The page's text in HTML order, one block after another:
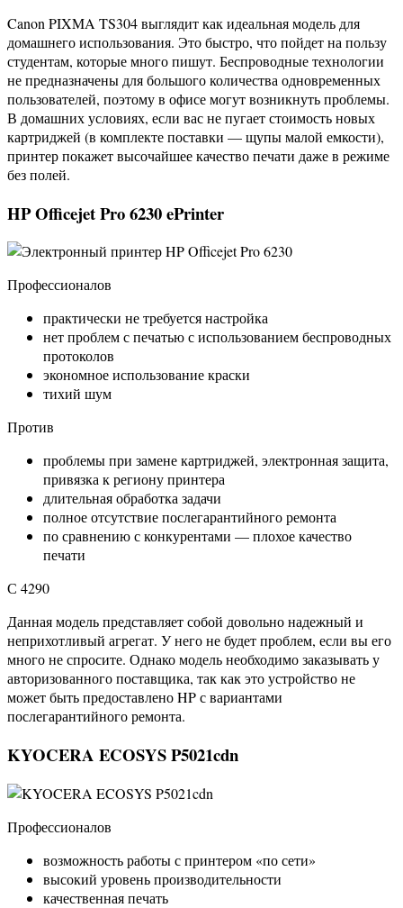
Canon PIXMA TS304 выглядит как идеальная модель для
домашнего использования. Это быстро, что пойдет на пользу
студентам, которые много пишут. Беспроводные технологии
не предназначены для большого количества одновременных
пользователей, поэтому в офисе могут возникнуть проблемы.
В домашних условиях, если вас не пугает стоимость новых
картриджей (в комплекте поставки — щупы малой емкости),
принтер покажет высочайшее качество печати даже в режиме
без полей.
HP Officejet Pro 6230 ePrinter
Профессионалов
практически не требуется настройка
нет проблем с печатью с использованием беспроводных
протоколов
экономное использование краски
тихий шум
Против
проблемы при замене картриджей, электронная защита,
привязка к региону принтера
длительная обработка задачи
полное отсутствие послегарантийного ремонта
по сравнению с конкурентами — плохое качество
печати
С 4290
Данная модель представляет собой довольно надежный и
неприхотливый агрегат. У него не будет проблем, если вы его
много не спросите. Однако модель необходимо заказывать у
авторизованного поставщика, так как это устройство не
может быть предоставлено HP с вариантами
послегарантийного ремонта.
KYOCERA ECOSYS P5021cdn
Профессионалов
возможность работы с принтером «по сети»
высокий уровень производительности
качественная печать